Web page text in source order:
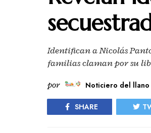
Identifican a Nicolás
familias claman por su
por Noticiero del llano
SHARE